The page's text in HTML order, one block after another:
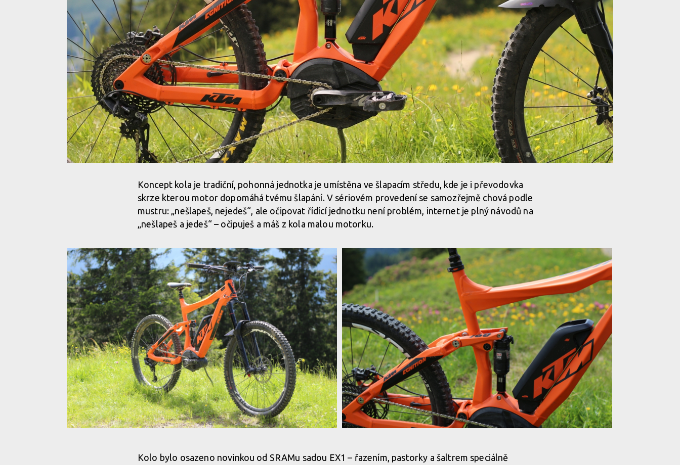
Koncept kola je tradiční, pohonná jednotka je umístěna ve šlapacím středu, kde je i převodovka
skrze kterou motor dopomáhá tvému šlapání. V sériovém provedení se samozřejmě chová podle
mustru: „nešlapeš, nejedeš“, ale očipovat řídící jednotku není problém, internet je plný návodů na
„nešlapeš a jedeš“ – očipuješ a máš z kola malou motorku.
Kolo bylo osazeno novinkou od SRAMu sadou EX1 – řazením, pastorky a šaltrem speciálně